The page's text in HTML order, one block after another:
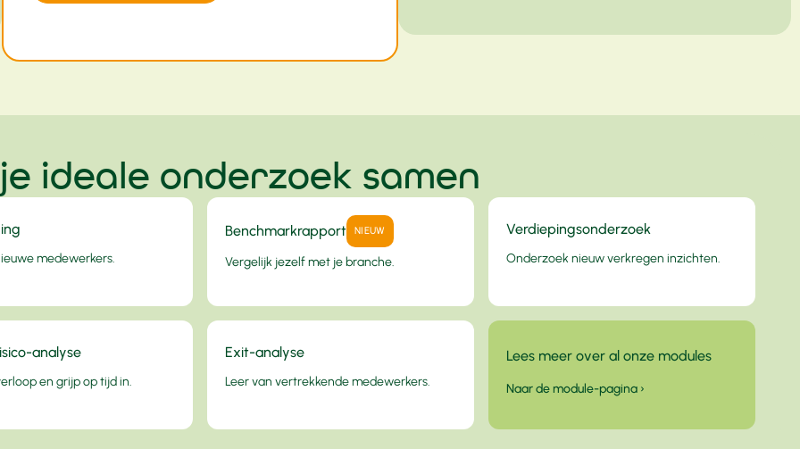
ideale onderzoek samen
medewerkers.
Benchmarkrapport NIEUW
Vergelijk jezelf met je branche.
Verdiepingsonderzoek
Onderzoek nieuw verkregen inzichten.
analyse
en grijp op tijd in.
Exit-analyse
Leer van vertrekkende medewerkers.
Lees meer over al onze modules
Naar de module-pagina ›